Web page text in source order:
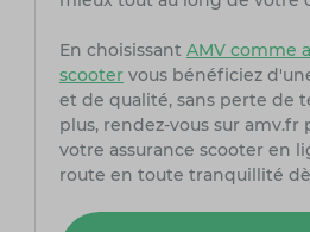
En choisissant AMV comme
scootervous bénéficiez
et de qualité, sans perte de
plus, rendez-vous sur amv.fr
votre assurance scooter en
route en toute tranquillité